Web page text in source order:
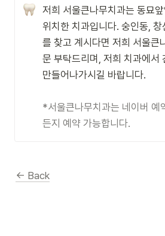
저희 서울큰나무치과는 동묘
위치한 치과입니다. 숭인동,
를 찾고 계시다면 저희 서울큰
문 부탁드리며, 저희 치과에서
만들어나가시길 바랍니다.
*서울큰나무치과는 네이버 예
든지 예약 가능합니다.
← Back